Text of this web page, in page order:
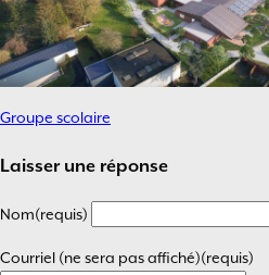
Navigation
de
l’article
Groupe scolaire
Laisser une réponse
Nom(requis)
Courriel (ne sera pas affiché)(requis)